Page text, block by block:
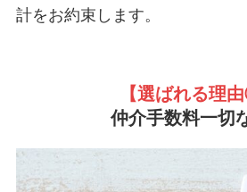
計をお約束します。
【選ばれる理由
仲介手数料一切